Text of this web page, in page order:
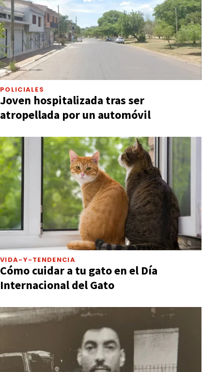
POLICIALES
Joven hospitalizada tras ser
atropellada por un automóvil
VIDA-Y-TENDENCIA
Cómo cuidar a tu gato en el Día
Internacional del Gato